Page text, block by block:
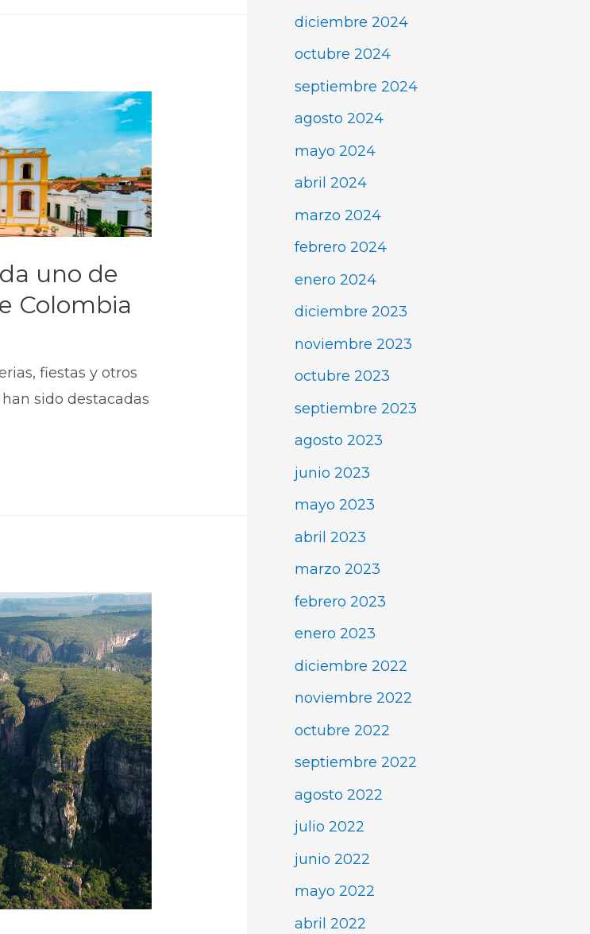
uno de
Colombia
fiestas y otros
sido destacadas
diciembre 2024
octubre 2024
septiembre 2024
agosto 2024
mayo 2024
abril 2024
marzo 2024
febrero 2024
enero 2024
diciembre 2023
noviembre 2023
octubre 2023
septiembre 2023
agosto 2023
junio 2023
mayo 2023
abril 2023
marzo 2023
febrero 2023
enero 2023
diciembre 2022
noviembre 2022
octubre 2022
septiembre 2022
agosto 2022
julio 2022
junio 2022
mayo 2022
abril 2022